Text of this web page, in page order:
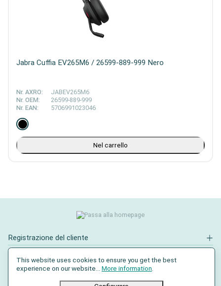
Jabra Cuffia EV265M6 / 26599-889-999 Nero
Nr. AXRO:
JABEV265M6
Nr. OEM:
26599-889-999
Nr. EAN:
5706991023046
Nel carrello
Registrazione del cliente
Contatto
This website uses cookies to ensure you get the best
experience on our website... More information